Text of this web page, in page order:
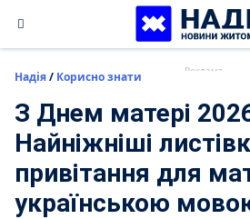
content
Надія/ Корисно знати
З Днем матері
Найніжніші
привітання для
українською